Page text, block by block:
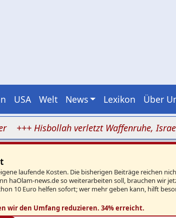
USA Welt News Lexikon Über
Hisbollah verletzt Waffenruhe, Israel
laufende Kosten. Die bisherigen Beiträge reichen
haOlam-news.de so weiterarbeiten soll, brauchen wir
10 Euro helfen sofort; wer mehr geben kann, hilft
wir den Umfang reduzieren. 34% erreicht.